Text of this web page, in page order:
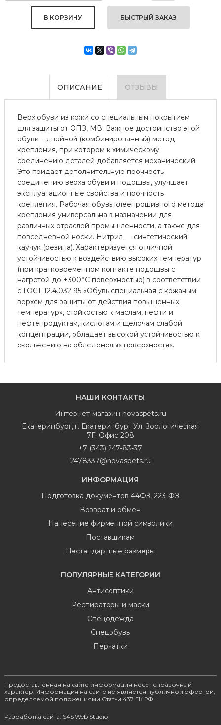
БЫСТРЫЙ ЗАКАЗ
ОПИСАНИЕ ОТЗЫВЫ
Верх обуви из кожи со специальным покрытием
для защиты от ОПЗ, МВ. Важное достоинство этой
обуви – двойной (комбинированный) метод
крепления, при котором к химическому
соединению деталей добавляется механический.
Это придает дополнительную прочность
соединению верха обуви и подошвы, улучшает
эксплуатационные свойства и прочность
крепления. Рабочая обувь клеепрошивного метода
крепления универсальна в назначении для
различных отраслей промышленности, а также для
повседневной носки. Нитрил — синтетический
каучук (резина). Характеризуется отличной
устойчивостью к воздействию высоких температур
(при кратковременном контакте подошвы с
нагретой до +300°С поверхностью) в соответствии
с ГОСТ 12.4.032-95 «Обувь специальная с кожаным
верхом для защиты от действия повышенных
температур», стойкостью к маслам, нефти и
нефтепродуктам, кислотам и щелочам слабой
концентрации, обладает высокой устойчивостью к
скольжению на обледенелых поверхностях.
НАШИ КОНТАКТЫ
Интернет-магазин novaspets.ru
Екатеринбург, г. Екатеринбург Ул. Зоологическая
7Г. Офис 208
+7 (343) 247-83-37
2478337@novaspets.ru
ИНФОРМАЦИЯ
Подготовка документов 44ФЗ, 223-ФЗ
Возврат и обмен
Нанесение фирменной символики
Поставщикам
Нестандартные размеры
ПОПУЛЯРНЫЕ КАТЕГОРИИ
Антисептики
Респираторы и маски
Спецодежда
Спецобувь
Перчатки
Предоставленная на сайте информация несёт справочный
характер. Информация на сайте не является публичной офертой,
определяемой положениями Статьи 437 ГК РФ.
Разработка сайта: S4S Web Studio